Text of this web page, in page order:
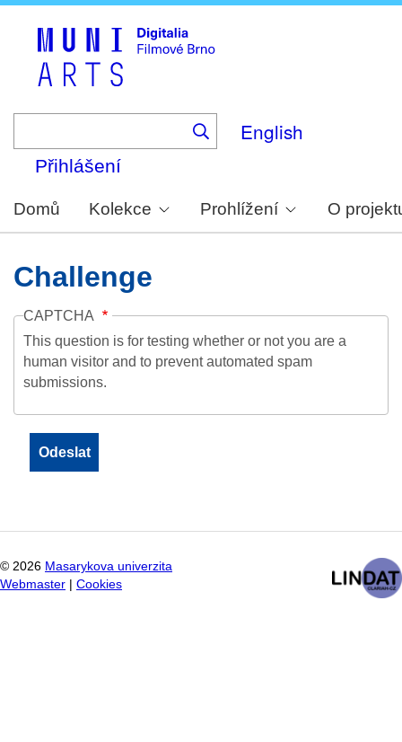
English
Přihlášení
Domů Kolekce Prohlížení O
Challenge
CAPTCHA
This question is for testing whether or not you are a
human visitor and to prevent automated spam
submissions.
© 2026 Masarykova univerzita
Webmaster
Cookies